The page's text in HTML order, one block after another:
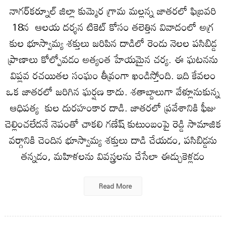
నాగర్‌కర్నూల్ జిల్లా కుమ్మెర గ్రామ మల్లన్న జాతరలో ఫిబ్రవరి
18న ఆలయ దర్శన టికెట్ కోసం తలెత్తిన వివాదంలో అగ్ర
కుల భూస్వామ్య శక్తులు జరిపిన దాడిలో రెండు నెలల పసిబిడ్డ
ప్రాణాలు కోల్పోవడం అత్యంత హేయమైన చర్య. ఈ ఘటనను
విప్లవ రచయితల సంఘం తీవ్రంగా ఖండిస్తోంది. ఇది కేవలం
ఒక జాతరలో జరిగిన ఘర్షణ కాదు. శతాబ్దాలుగా వేళ్లూనుకున్న
ఆధిపత్య కుల దురహంకార దాడి. జాతరలో ప్రవేశానికి ఫీజు
చెల్లించలేదనే నెపంతో చాకలి గణేష్ కుటుంబంపై రెడ్డి సామాజిక
వర్గానికి చెందిన భూస్వామ్య శక్తులు దాడి చేయడం, పసిబిడ్డను
తన్నడం, మహిళలను వివస్త్రలను చేసేలా ఈడ్చుకెళ్లడం
Read More